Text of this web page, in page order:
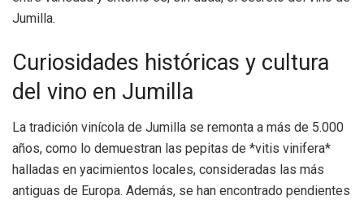
Jumilla.
Curiosidades históricas y cultura
del vino en Jumilla
La tradición vinícola de Jumilla se remonta a más de 5.000
años, como lo demuestran las pepitas de *vitis vinifera*
halladas en yacimientos locales, consideradas las más
antiguas de Europa. Además, se han encontrado pendientes